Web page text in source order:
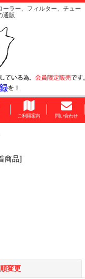
ラー、フィルター、チュー
通販
ご利用案内 問い合わせ
商品]
変更